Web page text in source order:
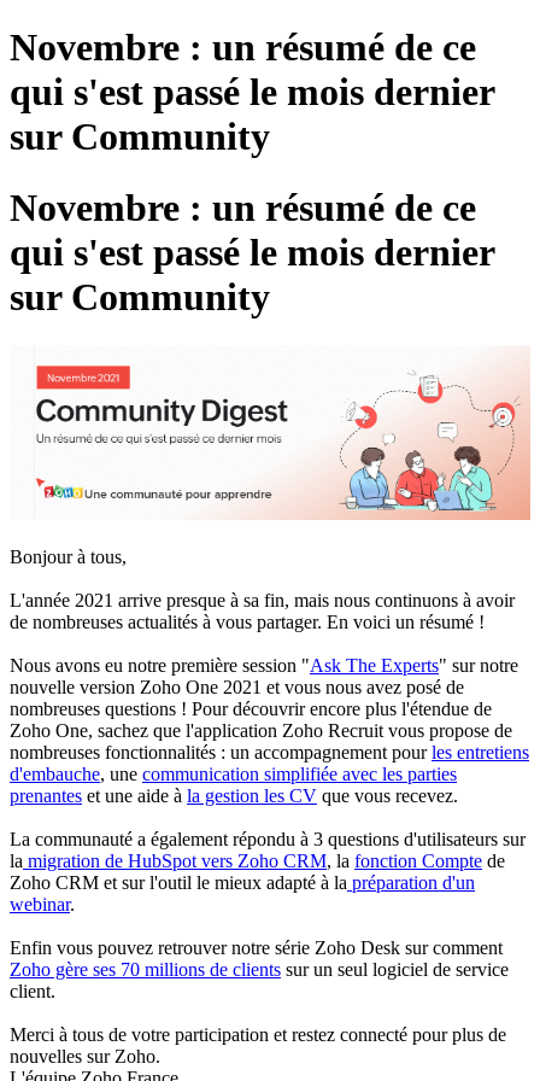
Novembre : un résumé de ce
qui s'est passé le mois dernier
sur Community
Novembre : un résumé de ce
qui s'est passé le mois dernier
sur Community
Bonjour à tous,
L'année 2021 arrive presque à sa fin, mais nous continuons à avoir
de nombreuses actualités à vous partager. En voici un résumé !
Nous avons eu notre première session "Ask The Experts" sur notre
nouvelle version Zoho One 2021 et vous nous avez posé de
nombreuses questions ! Pour découvrir encore plus l'étendue de
Zoho One, sachez que l'application Zoho Recruit vous propose de
nombreuses fonctionnalités : un accompagnement pourles entretiens
d'embauche, une communication simplifiée avec les parties
prenantes et une aide à la gestion les CV que vous recevez.
La communauté a également répondu à 3 questions d'utilisateurs sur
la migration de HubSpot vers Zoho CRM, la fonction Compte de
Zoho CRM et sur l'outil le mieux adapté à la préparation d'un
webinar.
Enfin vous pouvez retrouver notre série Zoho Desk sur comment
Zoho gère ses 70 millions de clients sur un seul logiciel de service
client.
Merci à tous de votre participation et restez connecté pour plus de
nouvelles sur Zoho.